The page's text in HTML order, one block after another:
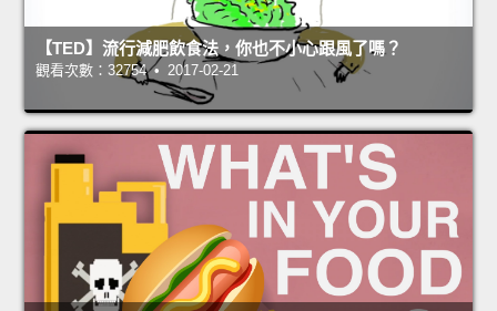
【TED】流行減肥飲食法，你也不小心跟風了嗎？
觀看次數：32754 • 2017-02-21